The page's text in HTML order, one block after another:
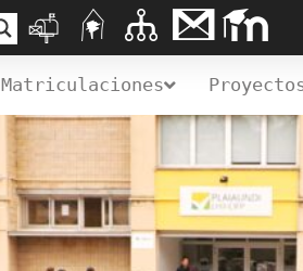
Matriculaciones